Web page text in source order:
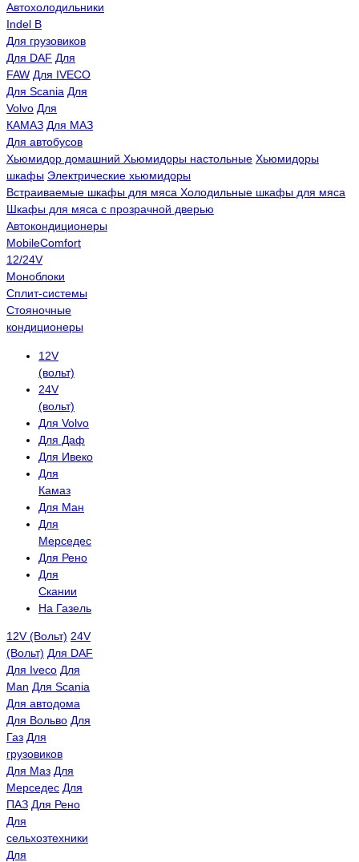
Автохолодильники
Indel B
Для грузовиков
Для DAF Для
FAW Для IVECO
Для Scania Для
Volvo Для
КАМАЗ Для МАЗ
Для автобусов
Хьюмидор домашний Хьюмидоры настольные Хьюмидоры
шкафы Электрические хьюмидоры
Встраиваемые шкафы для мяса Холодильные шкафы для мяса
Шкафы для мяса с прозрачной дверью
Автокондиционеры
MobileComfort
12/24V
Моноблоки
Сплит-системы
Стояночные
кондиционеры
12V
(вольт)
24V
(вольт)
Для Volvo
Для Даф
Для Ивеко
Для
Камаз
Для Ман
Для
Мерседес
Для Рено
Для
Скании
На Газель
12V (Вольт) 24V
(Вольт) Для DAF
Для Iveco Для
Man Для Scania
Для автодома
Для Вольво Для
Газ Для
грузовиков
Для Маз Для
Мерседес Для
ПАЗ Для Рено
Для
сельхозтехники
Для